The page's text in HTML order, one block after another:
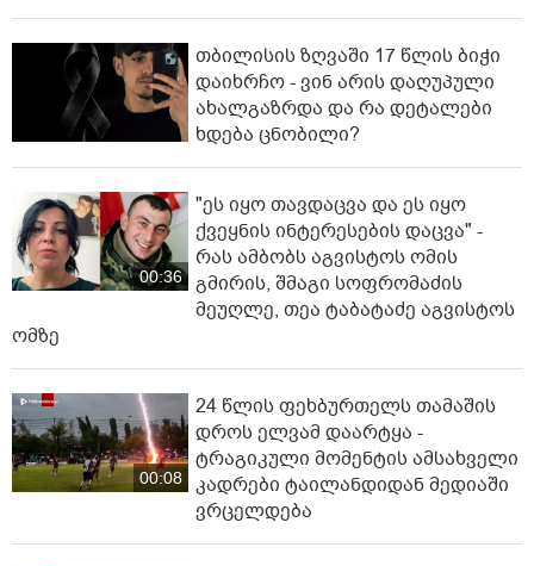
თბილისის ზღვაში 17 წლის ბიჭი
დაიხრჩო - ვინ არის დაღუპული
ახალგაზრდა და რა დეტალები
ხდება ცნობილი?
00:36
"ეს იყო თავდაცვა და ეს იყო
ქვეყნის ინტერესების დაცვა" -
რას ამბობს აგვისტოს ომის
გმირის, შმაგი სოფრომაძის
მეუღლე, თეა ტაბატაძე აგვისტოს
ომზე
00:08
24 წლის ფეხბურთელს თამაშის
დროს ელვამ დაარტყა -
ტრაგიკული მომენტის ამსახველი
კადრები ტაილანდიდან მედიაში
ვრცელდება